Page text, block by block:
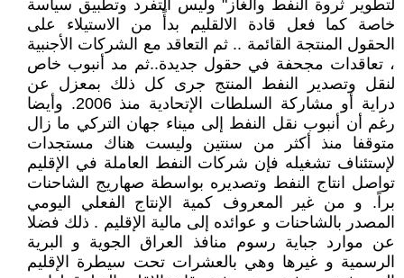
لتطوير ثروة النفط والغاز" وليس التفرد وتطبيق سياسة
خاصة كما فعل قادة الالقليم بدأً من الاستيلاء على
الحقول المنتجة القائمة .. ثم التعاقد مع الشركات الأجنبية
، تعاقدات مجحفة في حقول جديدة..ثم مد أنبوب خاص
لنقل وتصدير النفط المنتج جرى كل ذلك بمعزل عن
دراية أو مشاركة السلطات الإتحادية منذ 2006. وأيضا
رغم أن أنبوب نقل النفط إلى ميناء جهان التركي ما زال
متوقفا منذ أكثر من سنتين وليست هناك مستجدات
لإستئناف تشغيله فإن شركات النفط العاملة في الإقليم
تواصل انتاج النفط وتصديره بواسطة صهاريج الشاحنات
براً. و من غير المعروف كمية الإنتاج الفعلي اليومي
المصدر بالشاحنات و عوائده إلى مالية الإقليم . ذلك فضلا
عن موارد جباية رسوم منافذ العراق الجوية و البرية
الرسمية و غيرها وهي بالعشرات تحت سيطرة الإقليم